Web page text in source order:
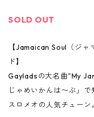
SOLD OUT
【Jamaican Soul（ジ
ド】
Gayladsの大名曲"My
じゃめいかんは〜ぶ」
スロメオの人気チューン。